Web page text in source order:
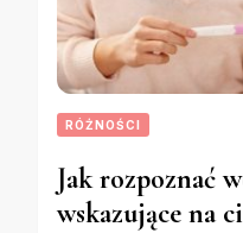
RÓŻNOŚCI
Jak rozpoznać
wskazujące na